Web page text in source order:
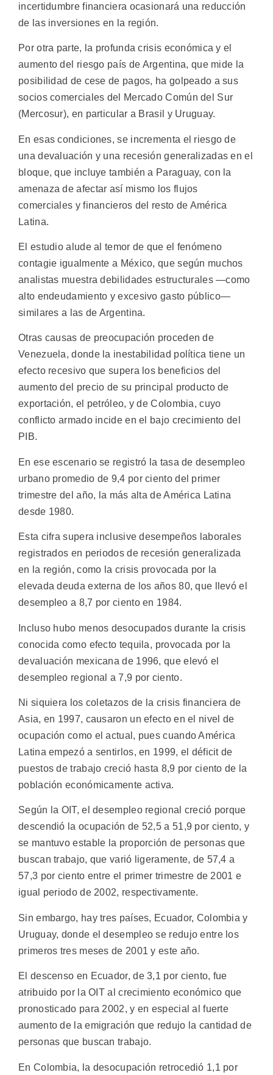
incertidumbre financiera ocasionará una reducción
de las inversiones en la región.
Por otra parte, la profunda crisis económica y el
aumento del riesgo país de Argentina, que mide la
posibilidad de cese de pagos, ha golpeado a sus
socios comerciales del Mercado Común del Sur
(Mercosur), en particular a Brasil y Uruguay.
En esas condiciones, se incrementa el riesgo de
una devaluación y una recesión generalizadas en el
bloque, que incluye también a Paraguay, con la
amenaza de afectar así mismo los flujos
comerciales y financieros del resto de América
Latina.
El estudio alude al temor de que el fenómeno
contagie igualmente a México, que según muchos
analistas muestra debilidades estructurales —como
alto endeudamiento y excesivo gasto público—
similares a las de Argentina.
Otras causas de preocupación proceden de
Venezuela, donde la inestabilidad política tiene un
efecto recesivo que supera los beneficios del
aumento del precio de su principal producto de
exportación, el petróleo, y de Colombia, cuyo
conflicto armado incide en el bajo crecimiento del
PIB.
En ese escenario se registró la tasa de desempleo
urbano promedio de 9,4 por ciento del primer
trimestre del año, la más alta de América Latina
desde 1980.
Esta cifra supera inclusive desempeños laborales
registrados en periodos de recesión generalizada
en la región, como la crisis provocada por la
elevada deuda externa de los años 80, que llevó el
desempleo a 8,7 por ciento en 1984.
Incluso hubo menos desocupados durante la crisis
conocida como efecto tequila, provocada por la
devaluación mexicana de 1996, que elevó el
desempleo regional a 7,9 por ciento.
Ni siquiera los coletazos de la crisis financiera de
Asia, en 1997, causaron un efecto en el nivel de
ocupación como el actual, pues cuando América
Latina empezó a sentirlos, en 1999, el déficit de
puestos de trabajo creció hasta 8,9 por ciento de la
población económicamente activa.
Según la OIT, el desempleo regional creció porque
descendió la ocupación de 52,5 a 51,9 por ciento, y
se mantuvo estable la proporción de personas que
buscan trabajo, que varió ligeramente, de 57,4 a
57,3 por ciento entre el primer trimestre de 2001 e
igual periodo de 2002, respectivamente.
Sin embargo, hay tres países, Ecuador, Colombia y
Uruguay, donde el desempleo se redujo entre los
primeros tres meses de 2001 y este año.
El descenso en Ecuador, de 3,1 por ciento, fue
atribuido por la OIT al crecimiento económico que
pronosticado para 2002, y en especial al fuerte
aumento de la emigración que redujo la cantidad de
personas que buscan trabajo.
En Colombia, la desocupación retrocedió 1,1 por